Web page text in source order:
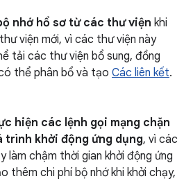
nhớ hồ sơ từ các thư viện khi
viện mới, vì các thư viện này
tải các thư viện bổ sung, đồng
thể phân bổ và tạo Các liên kết.
hiện các lệnh gọi mạng chặn
trình khởi động ứng dụng, vì các
làm chậm thời gian khởi động ứng
thêm chi phí bộ nhớ khi khởi chạy,